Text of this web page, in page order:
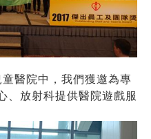
醫院中，我們獲邀為專
、放射科提供醫院遊戲服